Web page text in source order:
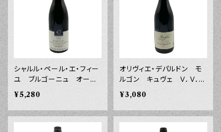
シャルル・ペール・エ・フィー
ユ ブルゴーニュ オート・
コート・ド・ボーヌ ルージ
ュ ボールガール ２０２４
年 ７５０ｍｌ
¥5,280
オリヴィエ・デパルドン モ
ルゴン キュヴェ Ｖ．Ｖ．
ドメーヌ・ド・ラ・ベッシュ
２０２４年 ７５０ｍｌ
¥3,080